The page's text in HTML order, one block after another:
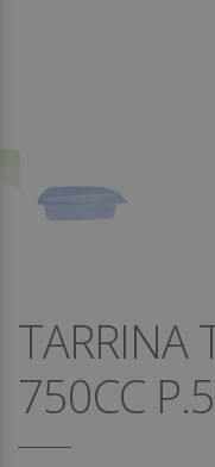
TARRINA
750CC